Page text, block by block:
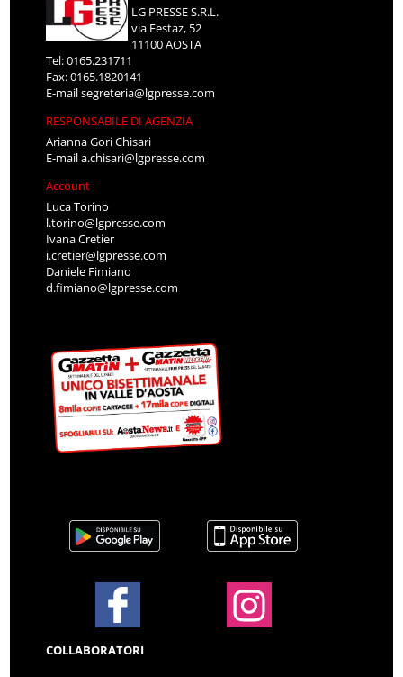
LG PRESSE S.R.L.
via Festaz, 52
11100 AOSTA
Tel: 0165.231711
Fax: 0165.1820141
E-mailsegreteria@lgpresse.com
RESPONSABILE DI AGENZIA
Arianna Gori Chisari
E-maila.chisari@lgpresse.com
Account
Luca Torino
l.torino@lgpresse.com
Ivana Cretier
i.cretier@lgpresse.com
Daniele Fimiano
d.fimiano@lgpresse.com
COLLABORATORI